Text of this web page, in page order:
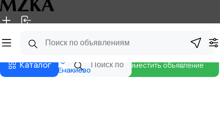
Главная Магазины
Каталог Енакиево
Разместить объявление